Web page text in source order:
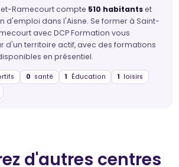
Ramecourt compte 510 habitantset
d'emploi dans l'Aisne. Se former à Saint-
avec DCP Formation vous
d'un territoire actif, avec des formations
en présentiel.
0 santé 1 Éducation 1 loisirs
d'autres centres